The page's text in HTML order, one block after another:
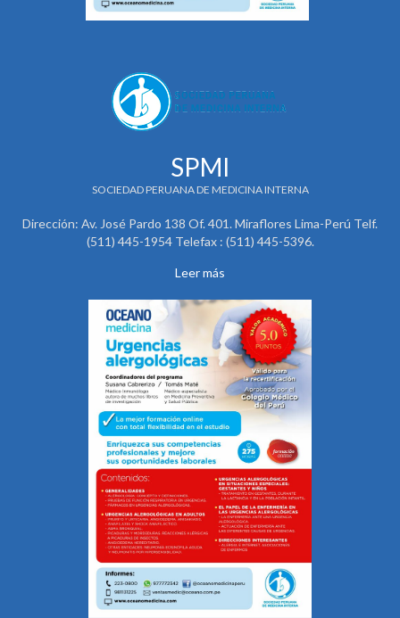
SPMI
SOCIEDAD PERUANA DE MEDICINA INTERNA
Dirección: Av. José Pardo 138 Of. 401. Miraflores Lima-Perú Telf.
(511) 445-1954 Telefax : (511) 445-5396.
Leer más